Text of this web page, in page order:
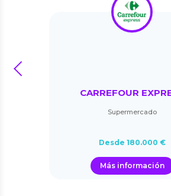
CARREFOUR
Supermercado
Desde 180.000 €
Más información
prev